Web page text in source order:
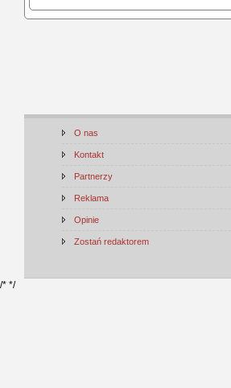
O nas
Kontakt
Partnerzy
Reklama
Opinie
Zostań redaktorem
/* */